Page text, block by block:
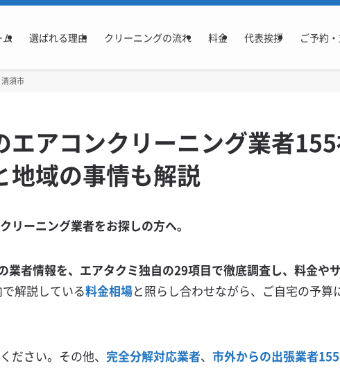
ム 選ばれる理由 クリーニングの流れ 料金 代表挨拶 ご予約
清須市
エアコンクリーニング業者
地域の事情も解説
リーニング業者をお探しの方へ。
業者情報を、エアタクミ独自の29項目で徹底調査し、料金や
解説している料金相場と照らし合わせながら、ご自宅の予算
ださい。その他、 完全分解対応業者、 市外からの出張業者